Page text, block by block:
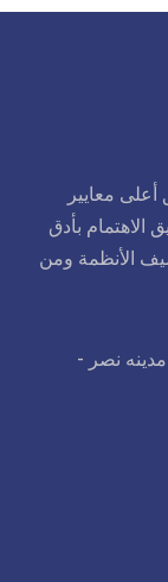
نصر -
معايير
الاهتمام بأدق
الأنظمة ومن